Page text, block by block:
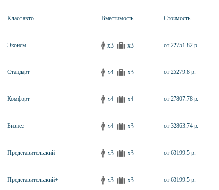
Класс авто Вместимость Стоимость
Эконом x3 x3 от 22751.82 р.
Стандарт x4 x3 от 25279.8 р.
Комфорт x4 x4 от 27807.78 р.
Бизнес x4 x3 от 32863.74 р.
Представительский x3 x3 от 63199.5 р.
Представительский+ x3 x3 от 63199.5 р.